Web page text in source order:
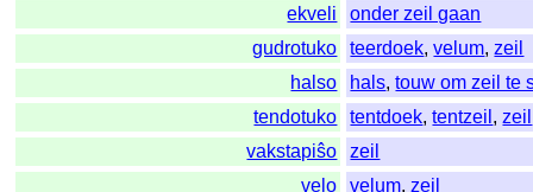
ekveli
onder zeil gaan
gudrotuko
teerdoek,velum,zeil
halso
hals,touw om zeil te
tendotuko
tentdoek,tentzeil ,zeil
vakstapiŝo
zeil
velo
velum,zeil